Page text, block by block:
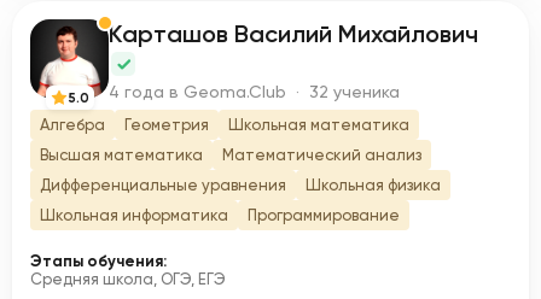
К
5.0
Карташов Василий Михайлович
4 года в Geoma.Club · 32 ученика
Алгебра Геометрия
Школьная математика
Высшая математика
Математический анализ
Дифференциальные уравнения
Школьная физика
Школьная информатика
Программирование
Этапы обучения:
Средняя школа, ОГЭ, ЕГЭ